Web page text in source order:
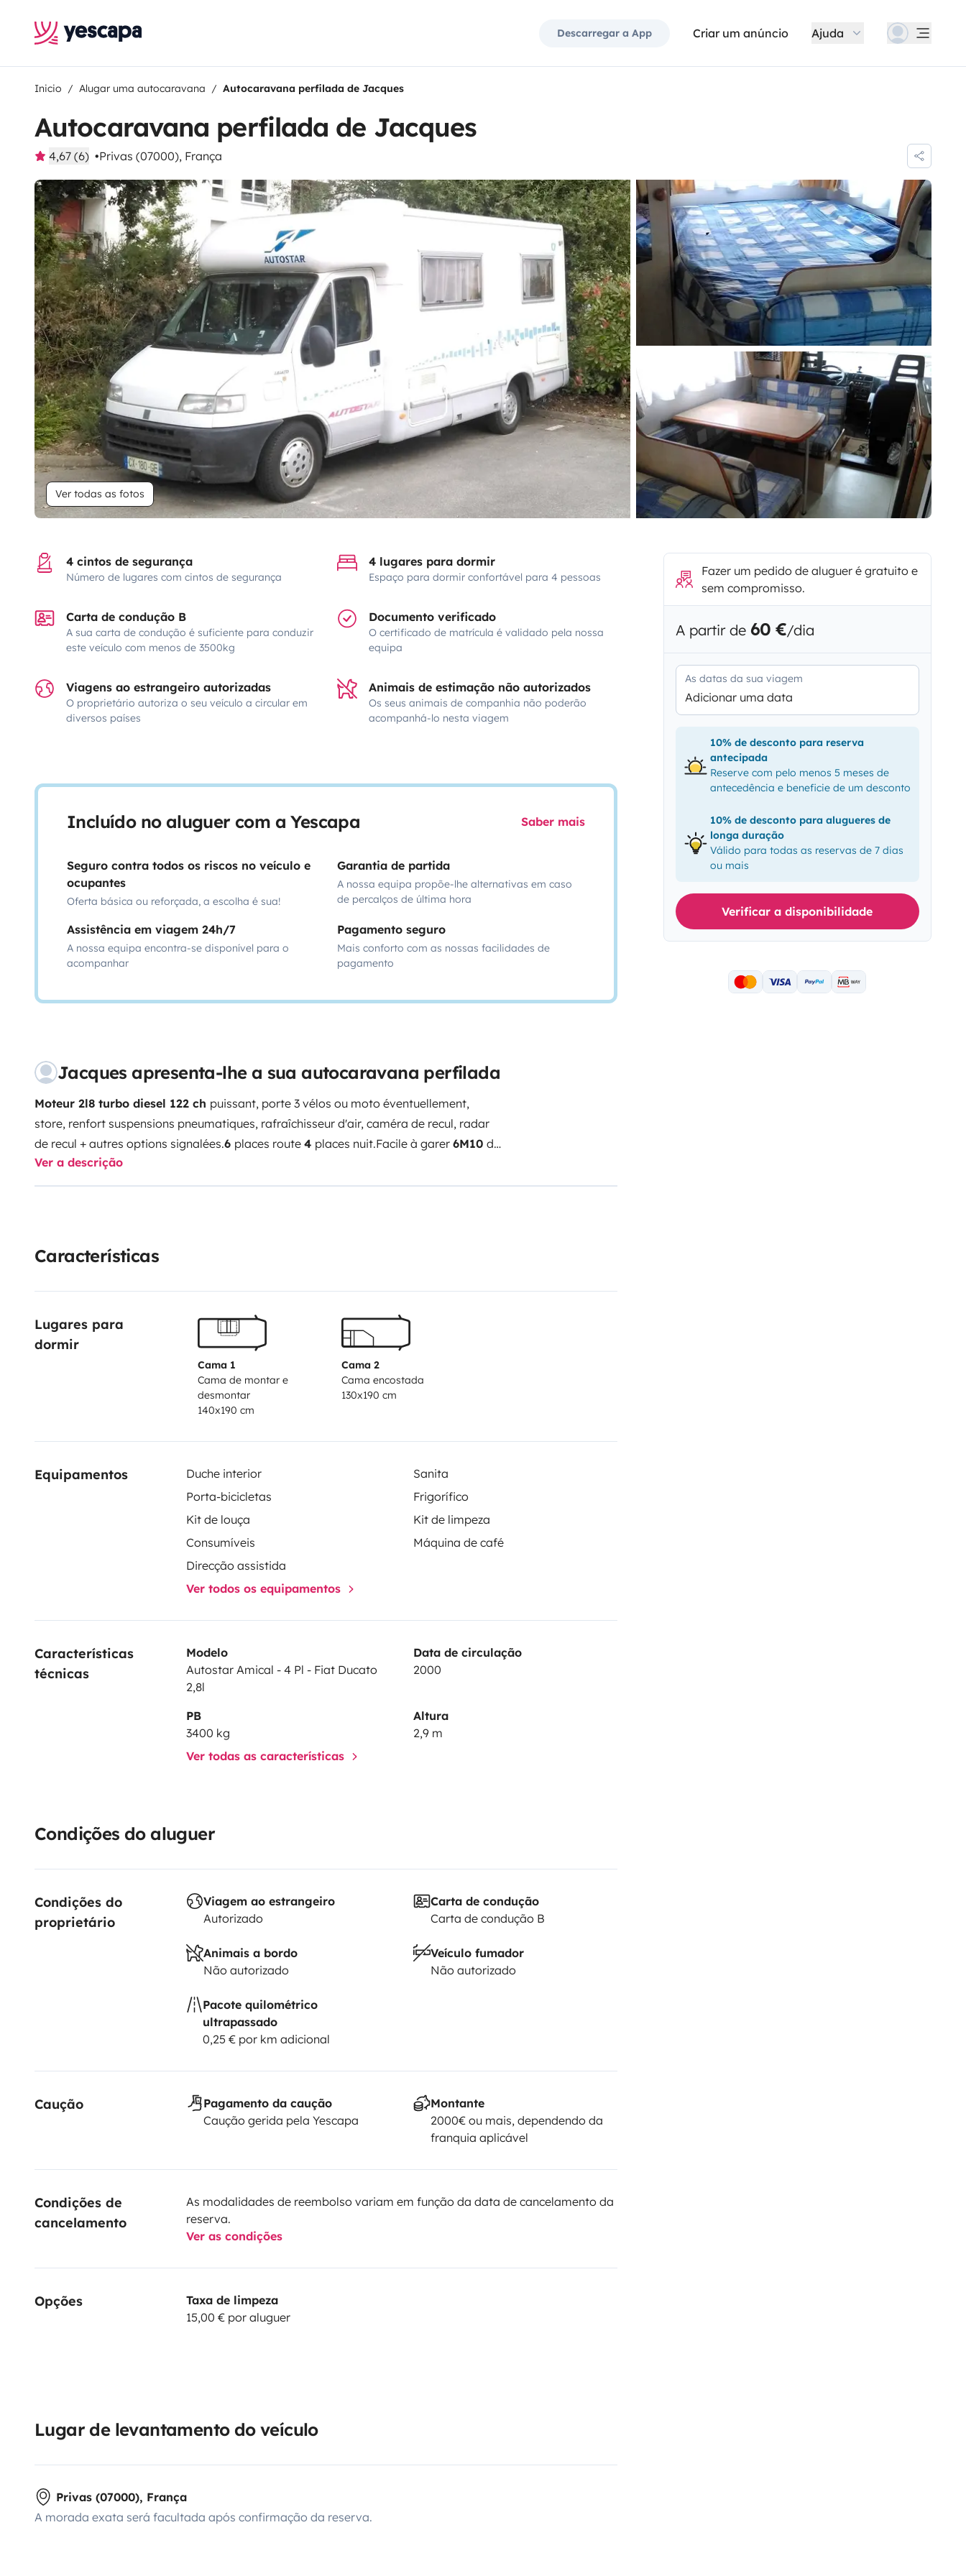
Descarregar a App Criar um anúncio Ajuda
Inicio Alugar uma autocaravana Autocaravana perfilada de Jacques
Autocaravana perfilada de Jacques
4,67 (6) Privas (07000), França
Ver todas as fotos
4 cintos de segurança
Número de lugares com cintos de segurança
4 lugares para dormir
Espaço para dormir confortável para 4 pessoas
Carta de condução B
A sua carta de condução é suficiente para conduzir
este veículo com menos de 3500kg
Documento verificado
O certificado de matrícula é validado pela nossa
equipa
Viagens ao estrangeiro autorizadas
O proprietário autoriza o seu veículo a circular em
diversos países
Animais de estimação não autorizados
Os seus animais de companhia não poderão
acompanhá-lo nesta viagem
Incluído no aluguer com a Yescapa Saber mais
Seguro contra todos os riscos no veículo e
ocupantes
Oferta básica ou reforçada, a escolha é sua!
Garantia de partida
A nossa equipa propõe-lhe alternativas em caso
de percalços de última hora
Assistência em viagem 24h/7
A nossa equipa encontra-se disponível para o
acompanhar
Pagamento seguro
Mais conforto com as nossas facilidades de
pagamento
Jacques apresenta-lhe a sua autocaravana perfilada
Moteur 2l8 turbo diesel 122 ch puissant, porte 3 vélos ou moto éventuellement,
store, renfort suspensions pneumatiques, rafraîchisseur d'air, caméra de recul, radar
de recul + autres options signalées.6 places route 4 places nuit.Facile à garer 6M10 de
long, lit à la française avec sommier à lattes et matelas bultex 2 places + lit sur dinette
2 places.Douche/WC séparés + cassette WC supplémentaire pour plus
propre.Convertisseur12/220v 2000W
Ver a descrição
Características
Lugares para
dormir
Cama 1
Cama de montar e
desmontar
140x190 cm
Cama 2
Cama encostada
130x190 cm
Equipamentos Duche interior
Sanita
Porta-bicicletas
Frigorífico
Kit de louça
Kit de limpeza
Consumíveis
Máquina de café
Direcção assistida
Ver todos os equipamentos
Características
técnicas
Modelo
Autostar Amical - 4 Pl - Fiat Ducato
2,8l
Data de circulação
2000
PB
3400 kg
Altura
2,9 m
Ver todas as características
Condições do aluguer
Condições do
proprietário
Viagem ao estrangeiro
Autorizado
Carta de condução
Carta de condução B
Animais a bordo
Não autorizado
Veículo fumador
Não autorizado
Pacote quilométrico
ultrapassado
0,25 € por km adicional
Caução
Pagamento da caução
Caução gerida pela Yescapa
Montante
2000€ ou mais, dependendo da
franquia aplicável
Condições de
cancelamento
As modalidades de reembolso variam em função da data de cancelamento da
reserva.
Ver as condições
Opções
Taxa de limpeza
15,00 € por aluguer
Lugar de levantamento do veículo
Privas (07000), França
A morada exata será facultada após confirmação da reserva.
Fazer um pedido de aluguer é gratuito e
sem compromisso.
A partir de 60 €/dia
As datas da sua viagem
Adicionar uma data
10% de desconto para reserva
antecipada
Reserve com pelo menos 5 meses de
antecedência e beneficie de um desconto
10% de desconto para alugueres de
longa duração
Válido para todas as reservas de 7 dias
ou mais
Verificar a disponibilidade